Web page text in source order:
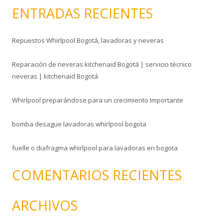
c
r
ENTRADAS RECIENTES
Repuestos Whirlpool Bogotá, lavadoras y neveras
Reparación de neveras kitchenaid Bogotá | servicio técnico
neveras | kitchenaid Bogotá
Whirlpool preparándose para un crecimiento Importante
bomba desague lavadoras whirlpool bogota
fuelle o diafragma whirlpool para lavadoras en bogota
COMENTARIOS RECIENTES
ARCHIVOS